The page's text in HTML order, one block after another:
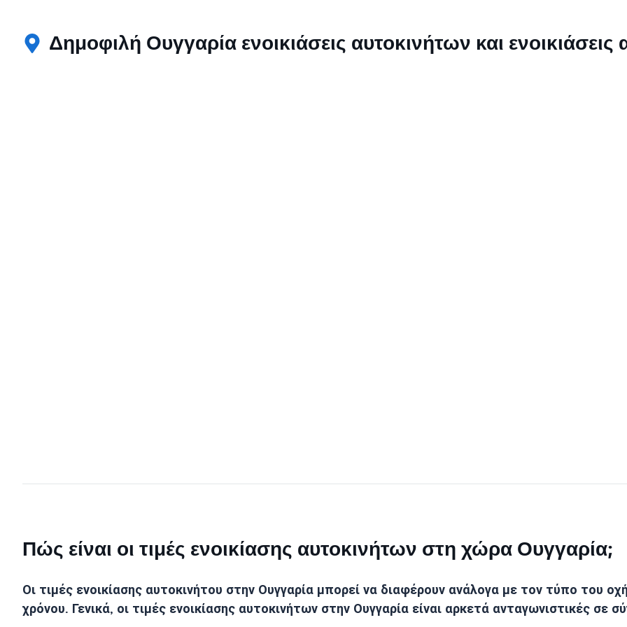
Δημοφιλή Ουγγαρία ενοικιάσεις αυτοκινήτων και ενοικιάσεις
Πώς είναι οι τιμές ενοικίασης αυτοκινήτων στη χώρα Ουγγαρία;
Οι τιμές ενοικίασης αυτοκινήτου στην Ουγγαρία μπορεί να διαφέρουν ανάλογα με τον τύπο του
χρόνου. Γενικά, οι τιμές ενοικίασης αυτοκινήτων στην Ουγγαρία είναι αρκετά ανταγωνιστικές σε